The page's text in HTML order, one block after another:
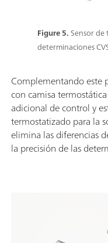
Figure 5.Sensor
determinaciones
Complementando
con camisa
adicional de control y
termostatizado para la
elimina las diferencias
la precisión de las